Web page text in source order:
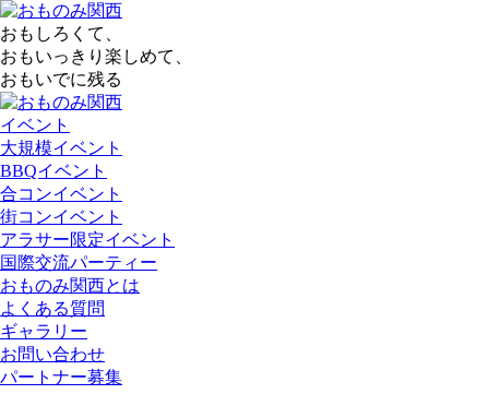
おもしろくて、
おもいっきり楽しめて、
おもいでに残る
イベント
大規模イベント
BBQイベント
合コンイベント
街コンイベント
アラサー限定イベント
国際交流パーティー
おものみ関西とは
よくある質問
ギャラリー
お問い合わせ
パートナー募集